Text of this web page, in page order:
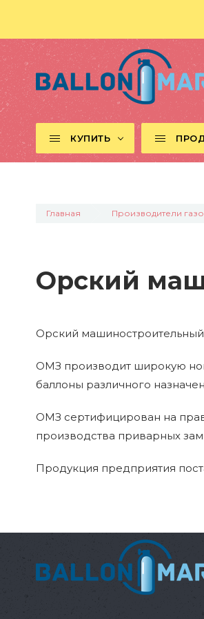
КУПИТЬ
Главная Производители
Орский
Орский
ОМЗ производит широкую
баллоны различного
ОМЗ сертифицирован на
производства приварных
Продукция предприятия